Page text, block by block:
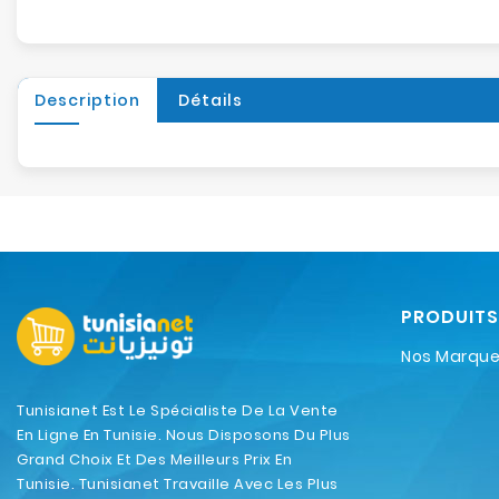
Description Détails
Tunisianet Est Le Spécialiste De La Vente
En Ligne En Tunisie. Nous Disposons Du Plus
Grand Choix Et Des Meilleurs Prix En
Tunisie. Tunisianet Travaille Avec Les Plus
PRODUITS
Nos